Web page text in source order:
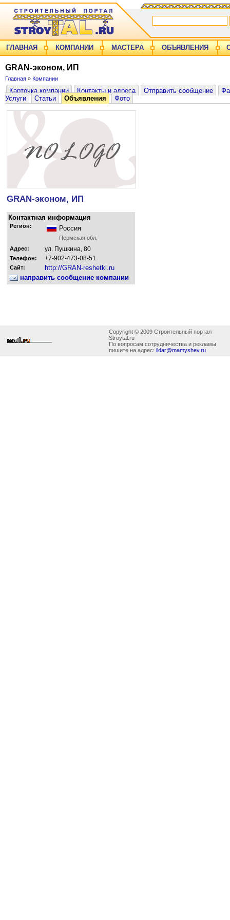
ГЛАВНАЯ КОМПАНИИ МАСТЕРА ОБЪЯВЛЕНИЯ
GRAN-эконом, ИП
Главная » Компании
Карточка компании Контакты и адреса Отправить сообщение
Услуги
Статьи Объявления Фото
GRAN-эконом, ИП
Контактная информация
Регион: Россия
Пермская обл.
Адрес:
ул. Пушкина, 80
Телефон: +7-902-473-08-51
Сайт:
http://GRAN-reshetki.ru
направить сообщение компании
Copyright © 2009 Строительный портал
Stroytal.ru
По вопросам сотрудничества и рекламы
пишите на адрес: ildar@mamyshev.ru